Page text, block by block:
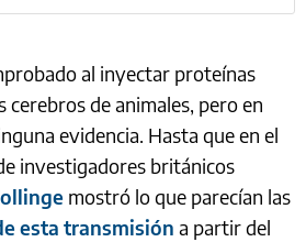
al inyectar proteínas
cerebros de animales, pero en
evidencia. Hasta que en el
investigadores británicos
mostró lo que parecían las
esta transmisión a partir del